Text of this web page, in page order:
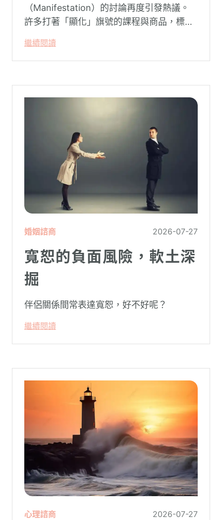
（Manifestation）的討論再度引發熱議。
許多打著「顯化」旗號的課程與商品，標榜
能吸引財富、關係與健康。這類論述聽起來
療癒，卻經常缺乏實證基礎，甚至可能對正
繼續閱讀
婚姻諮商 2026-07-27
寬恕的負面風險，軟土深
掘
伴侶關係間常表達寬恕，好不好呢？
繼續閱讀
心理諮商 2026-07-27